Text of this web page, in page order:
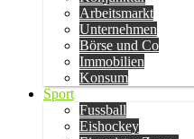
Arbeitsmarkt
Unternehmen
Börse und Co
Immobilien
Konsum
Sport
Fussball
Eishockey